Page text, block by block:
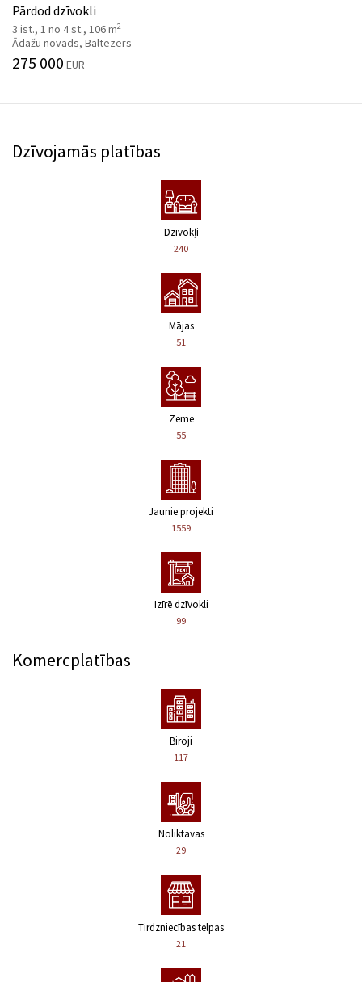
Pārdod dzīvokli
3 ist., 1 no 4 st., 106 m2
Ādažu novads, Baltezers
275 000 EUR
Dzīvojamās platības
Dzīvokļi
240
Mājas
51
Zeme
55
Jaunie projekti
1559
Izīrē dzīvokli
99
Komercplatības
Biroji
117
Noliktavas
29
Tirdzniecības telpas
21